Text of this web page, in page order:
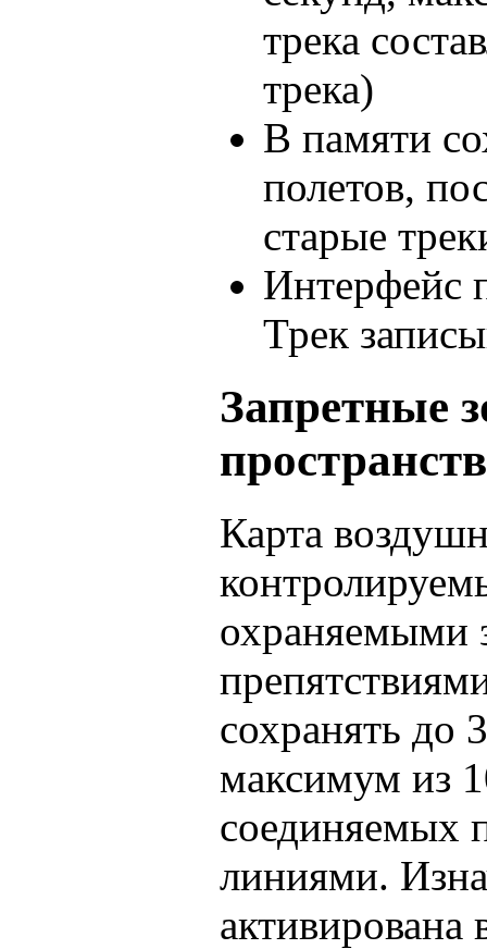
трека
трека)
В памяти
полетов,
старые
Интерфейс
Трек
Запретные
Карта
охраняемыми
сохранять до
максимум из
соединяемых
линиями.
активирована